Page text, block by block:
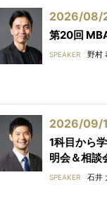
2026/08/
第20回
SPEAKER 野村
2026/09/
1科目から
明会＆相談
SPEAKER 石井